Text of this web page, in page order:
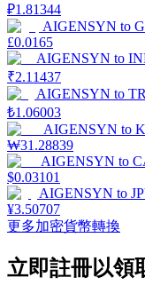
機槍池
一鍵質押鎖定高
Launchpool
活期質押獲得熱
₽1.81344
AIGENSYN to
£0.0165
AIGENSYN to
₹2.11437
AIGENSYN to
₺1.06003
AIGENSYN to
₩31.28839
AIGENSYN to
$0.03101
AIGENSYN to
¥3.50707
更多加密貨幣轉換
立即註冊以領